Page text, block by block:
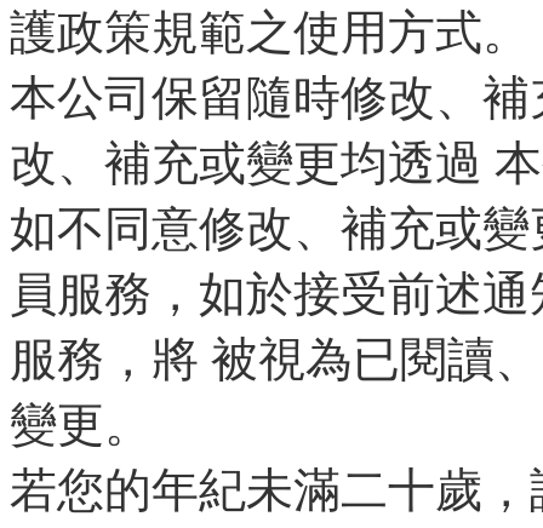
護政策規範之使用方式。
本公司保留隨時修改、
改、補充或變更均透過
如不同意修改、補充或
員服務，如於接受前述
服務，將 被視為已閱讀
變更。
若您的年紀未滿二十歲